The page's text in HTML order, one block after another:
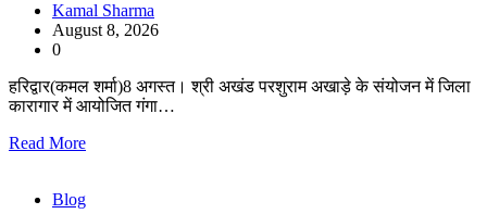
Kamal Sharma
August 8, 2026
0
हरिद्वार(कमल शर्मा)8 अगस्त। श्री अखंड परशुराम अखाड़े के संयोजन में जिला
कारागार में आयोजित गंगा…
Read More
Blog